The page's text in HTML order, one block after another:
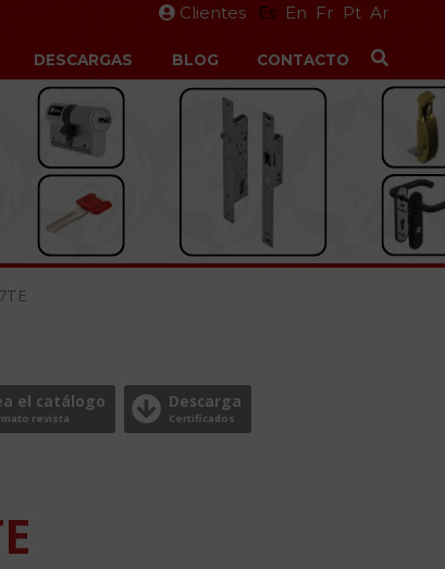
Clientes Es En Fr Pt Ar
DESCARGAS BLOG CONTACTO
el catálogo
revista
Descarga
Certificados